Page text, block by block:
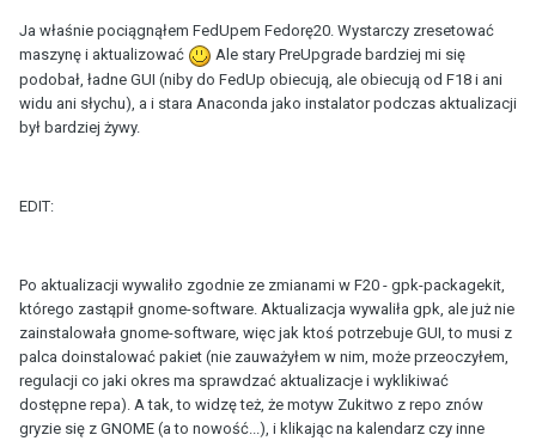
Ja właśnie pociągnąłem FedUpem Fedorę20. Wystarczy zresetować
maszynę i aktualizować
Ale stary PreUpgrade bardziej mi się
podobał, ładne GUI (niby do FedUp obiecują, ale obiecują od F18 i ani
widu ani słychu), a i stara Anaconda jako instalator podczas aktualizacji
był bardziej żywy.
EDIT:
Po aktualizacji wywaliło zgodnie ze zmianami w F20 - gpk-packagekit,
którego zastąpił gnome-software. Aktualizacja wywaliła gpk, ale już nie
zainstalowała gnome-software, więc jak ktoś potrzebuje GUI, to musi z
palca doinstalować pakiet (nie zauważyłem w nim, może przeoczyłem,
regulacji co jaki okres ma sprawdzać aktualizacje i wyklikiwać
dostępne repa). A tak, to widzę też, że motyw Zukitwo z repo znów
gryzie się z GNOME (a to nowość...), i klikając na kalendarz czy inne